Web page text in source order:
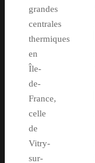
grandes
centrales
thermiques
en
Île-
de-
France,
celle
de
Vitry-
sur-